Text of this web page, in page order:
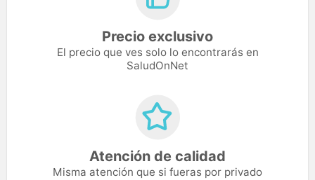
Precio exclusivo
El precio que ves solo lo encontrarás en
SaludOnNet
Atención de calidad
Misma atención que si fueras por privado